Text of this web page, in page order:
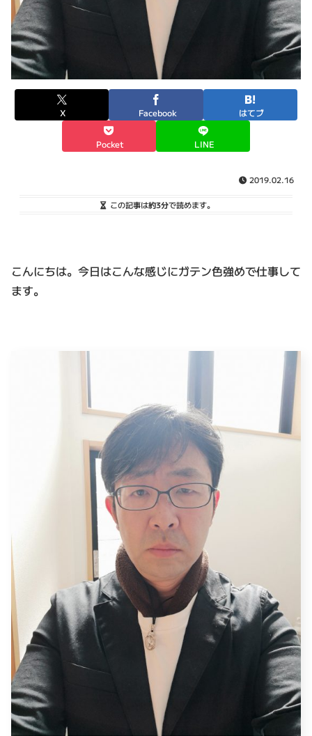
X Facebook はてブ
Pocket LINE
2019.02.16
この記事は約3分で読めます。
こんにちは。今日はこんな感じにガテン色強めで仕事して
ます。